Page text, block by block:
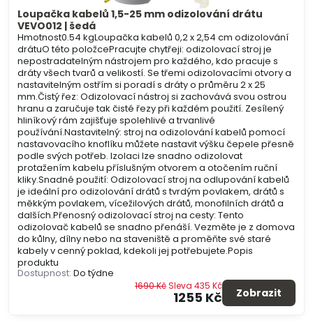
Loupačka kabelů 1,5-25 mm odizolování drátu
VEVO012 | šedá
Hmotnost0.54 kgLoupačka kabelů 0,2 x 2,54 cm odizolování
drátuO této položcePracujte chytřeji: odizolovací stroj je
nepostradatelným nástrojem pro každého, kdo pracuje s
dráty všech tvarů a velikostí. Se třemi odizolovacími otvory a
nastavitelným ostřím si poradí s dráty o průměru 2 x 25
mm.Čistý řez: Odizolovací nástroj si zachovává svou ostrou
hranu a zaručuje tak čisté řezy při každém použití. Zesílený
hliníkový rám zajišťuje spolehlivé a trvanlivé
používání.Nastavitelný: stroj na odizolování kabelů pomocí
nastavovacího knoflíku můžete nastavit výšku čepele přesně
podle svých potřeb. Izolaci lze snadno odizolovat
protažením kabelu příslušným otvorem a otočením ruční
kliky.Snadné použití: Odizolovací stroj na odlupování kabelů
je ideální pro odizolování drátů s tvrdým povlakem, drátů s
měkkým povlakem, vícežilových drátů, monofilních drátů a
dalších.Přenosný odizolovací stroj na cesty: Tento
odizolovač kabelů se snadno přenáší. Vezměte je z domova
do kůlny, dílny nebo na staveniště a proměňte své staré
kabely v cenný poklad, kdekoli jej potřebujete.Popis
produktu
Dostupnost: Do týdne
1255 Kč
1690 KčSleva 435 Kč
Zobrazit